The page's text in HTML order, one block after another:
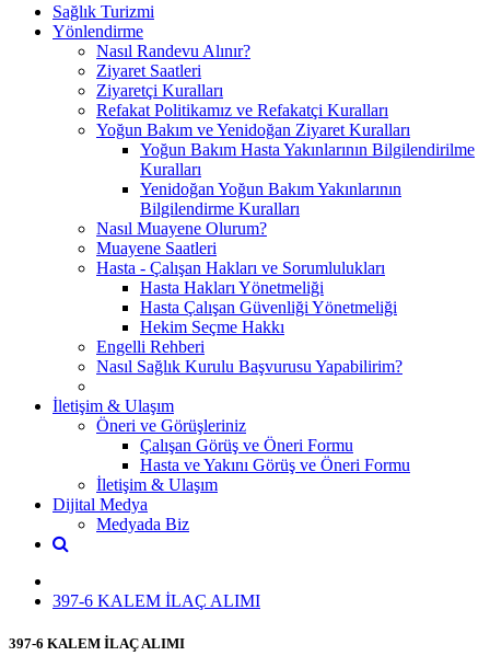
Sağlık Turizmi
Yönlendirme
Nasıl Randevu Alınır?
Ziyaret Saatleri
Ziyaretçi Kuralları
Refakat Politikamız ve Refakatçi Kuralları
Yoğun Bakım ve Yenidoğan Ziyaret Kuralları
Yoğun Bakım Hasta Yakınlarının Bilgilendirilme
Kuralları
Yenidoğan Yoğun Bakım Yakınlarının
Bilgilendirme Kuralları
Nasıl Muayene Olurum?
Muayene Saatleri
Hasta - Çalışan Hakları ve Sorumlulukları
Hasta Hakları Yönetmeliği
Hasta Çalışan Güvenliği Yönetmeliği
Hekim Seçme Hakkı
Engelli Rehberi
Nasıl Sağlık Kurulu Başvurusu Yapabilirim?
İletişim & Ulaşım
Öneri ve Görüşleriniz
Çalışan Görüş ve Öneri Formu
Hasta ve Yakını Görüş ve Öneri Formu
İletişim & Ulaşım
Dijital Medya
Medyada Biz
397-6 KALEM İLAÇ ALIMI
397-6 KALEM İLAÇ ALIMI